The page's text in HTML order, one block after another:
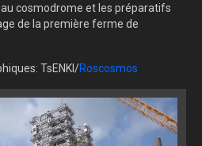
cosmodrome et les préparatifs
de la première ferme de
TsENKI/Roscosmos